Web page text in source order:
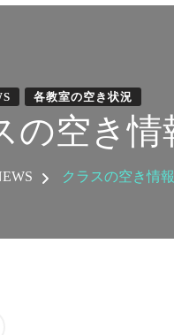
各教室の空き状況
の空き情
クラスの空き情報